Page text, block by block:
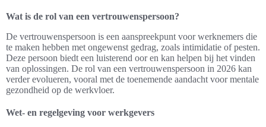
Wat is de rol van een vertrouwenspersoon?
De vertrouwenspersoon is een aanspreekpunt voor werknemers die
te maken hebben met ongewenst gedrag, zoals intimidatie of pesten.
Deze persoon biedt een luisterend oor en kan helpen bij het vinden
van oplossingen. De rol van een vertrouwenspersoon in 2026 kan
verder evolueren, vooral met de toenemende aandacht voor mentale
gezondheid op de werkvloer.
Wet- en regelgeving voor werkgevers